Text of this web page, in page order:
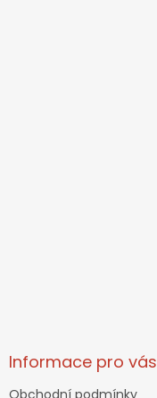
Informace pro vás